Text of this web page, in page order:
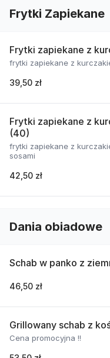
Frytki Zapiekane
Frytki zapiekane z
frytki zapiekane z
39,50 zł
Frytki zapiekane z
(40)
frytki zapiekane z
sosami
42,50 zł
Dania obiadowe
Schab w panko z
46,50 zł
Grillowany schab z
Cena promocyjna !!